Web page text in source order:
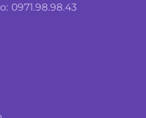
0971.98.98.43